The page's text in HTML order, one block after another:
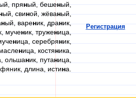
пряный, бешеный,
ый, свиной, жёваный,
ный, вареник, драник,
мученик, труженица,
ница, серебряник,
ница, костяника,
ольшаник, путаница,
длина, истина.
Регистрация